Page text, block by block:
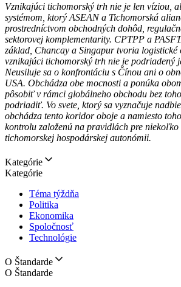
Vznikajúci tichomorský trh nie je len víziou,
systémom, ktorý ASEAN a Tichomorská
prostredníctvom obchodných dohôd,
sektorovej komplementarity. CPTPP a
základ, Chancay a Singapur tvoria logistické
vznikajúci tichomorský trh nie je podriadený
Neusiluje sa o konfrontáciu s Čínou ani o
USA. Obchádza obe mocnosti a ponúka
pôsobiť v rámci globálneho obchodu bez
podriadiť. Vo svete, ktorý sa vyznačuje
obchádza tento koridor oboje a namiesto
kontrolu založenú na pravidlách pre niekoľko
tichomorskej hospodárskej autonómii.
Kategórie
Kategórie
Téma týždňa
Politika
Ekonomika
Spoločnosť
Technológie
O Štandarde
O Štandarde